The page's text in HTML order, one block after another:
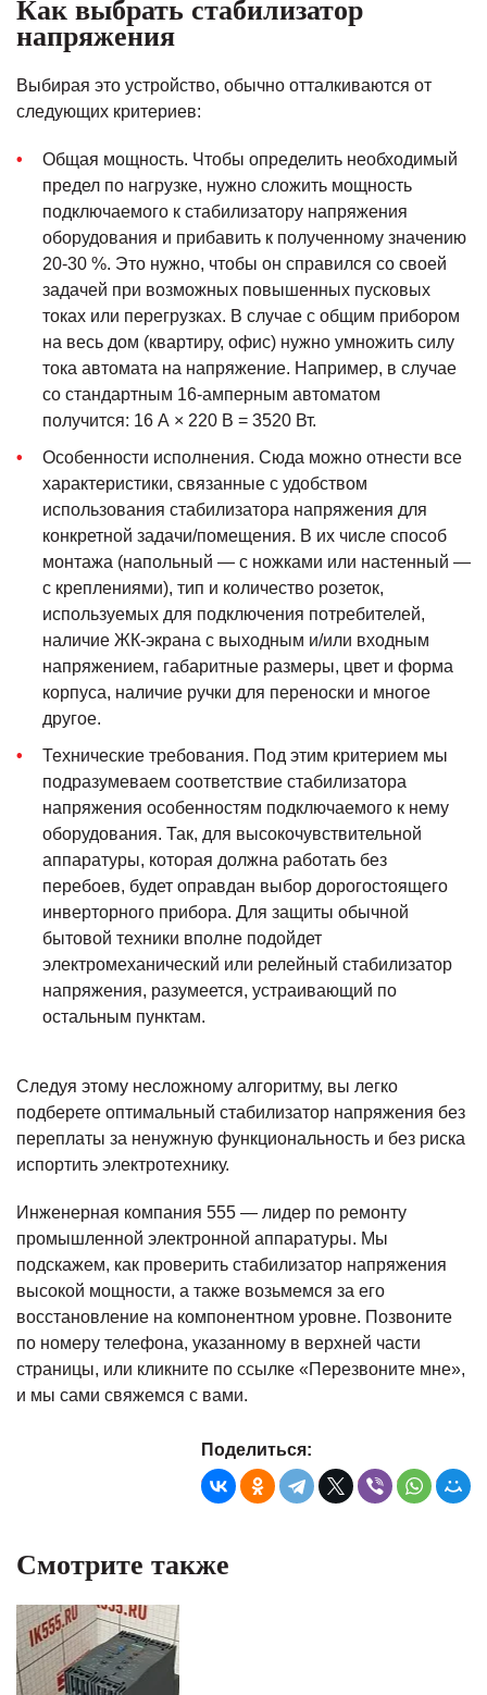
Как выбрать стабилизатор
напряжения
Выбирая это устройство, обычно отталкиваются от
следующих критериев:
Общая мощность. Чтобы определить необходимый
предел по нагрузке, нужно сложить мощность
подключаемого к стабилизатору напряжения
оборудования и прибавить к полученному значению
20-30 %. Это нужно, чтобы он справился со своей
задачей при возможных повышенных пусковых
токах или перегрузках. В случае с общим прибором
на весь дом (квартиру, офис) нужно умножить силу
тока автомата на напряжение. Например, в случае
со стандартным 16-амперным автоматом
получится: 16 А × 220 В = 3520 Вт.
Особенности исполнения. Сюда можно отнести все
характеристики, связанные с удобством
использования стабилизатора напряжения для
конкретной задачи/помещения. В их числе способ
монтажа (напольный — с ножками или настенный —
с креплениями), тип и количество розеток,
используемых для подключения потребителей,
наличие ЖК-экрана с выходным и/или входным
напряжением, габаритные размеры, цвет и форма
корпуса, наличие ручки для переноски и многое
другое.
Технические требования. Под этим критерием мы
подразумеваем соответствие стабилизатора
напряжения особенностям подключаемого к нему
оборудования. Так, для высокочувствительной
аппаратуры, которая должна работать без
перебоев, будет оправдан выбор дорогостоящего
инверторного прибора. Для защиты обычной
бытовой техники вполне подойдет
электромеханический или релейный стабилизатор
напряжения, разумеется, устраивающий по
остальным пунктам.
Следуя этому несложному алгоритму, вы легко
подберете оптимальный стабилизатор напряжения без
переплаты за ненужную функциональность и без риска
испортить электротехнику.
Инженерная компания 555 — лидер по ремонту
промышленной электронной аппаратуры. Мы
подскажем, как проверить стабилизатор напряжения
высокой мощности, а также возьмемся за его
восстановление на компонентном уровне. Позвоните
по номеру телефона, указанному в верхней части
страницы, или кликните по ссылке «Перезвоните мне»,
и мы сами свяжемся с вами.
Поделиться:
Смотрите также